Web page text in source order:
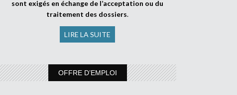
sont exigés en échange de l’acceptation ou du
traitement des dossiers.
LIRE LA SUITE
OFFRE D’EMPLOI